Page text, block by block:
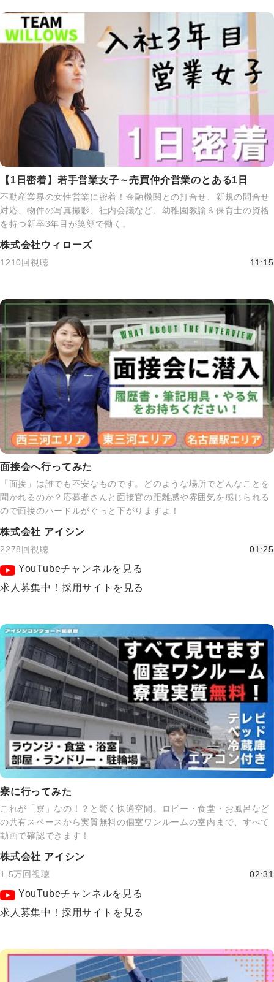
【1日密着】若手営業女子～売買仲介営業のとある1日
不動産業界の女性営業に密着！金融機関との打合せ、新規の問合せ
対応、物件の写真撮影、社内会議など、幼稚園教諭＆保育士の資格
を持つ新卒3年目が笑顔で働く。
株式会社ウィローズ
1210回視聴 11:15
面接会へ行ってみた
「面接」は誰でも不安なものです。どのような場所でどんなことを
聞かれるのか？応募者さんと面接官の距離感や雰囲気を感じられる
ので面接のハードルがぐっと下がりますよ！
株式会社 アイシン
2278回視聴 01:25
YouTubeチャンネルを見る
求人募集中！採用サイトを見る
寮に行ってみた
これが「寮」なの！？と驚く快適空間。ロビー・食堂・お風呂など
の共有スペースから実質無料の個室ワンルームの室内まで、すべて
動画で確認できます！
株式会社 アイシン
1.5万回視聴 02:31
YouTubeチャンネルを見る
求人募集中！採用サイトを見る